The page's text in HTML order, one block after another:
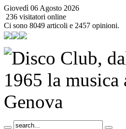
Giovedì 06 Agosto 2026
236 visitatori online
Ci sono 8049 articoli e 2457 opinioni.